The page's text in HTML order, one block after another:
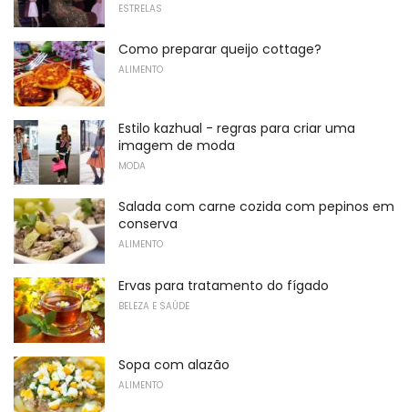
ESTRELAS
Como preparar queijo cottage?
ALIMENTO
Estilo kazhual - regras para criar uma
imagem de moda
MODA
Salada com carne cozida com pepinos em
conserva
ALIMENTO
Ervas para tratamento do fígado
BELEZA E SAÚDE
Sopa com alazão
ALIMENTO